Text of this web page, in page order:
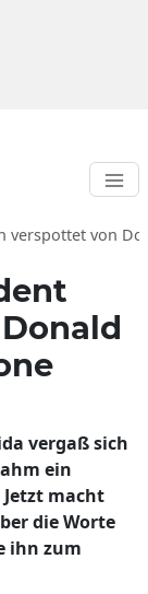
verspottet von
vergaß sich
ein
macht
die Worte
ihn zum